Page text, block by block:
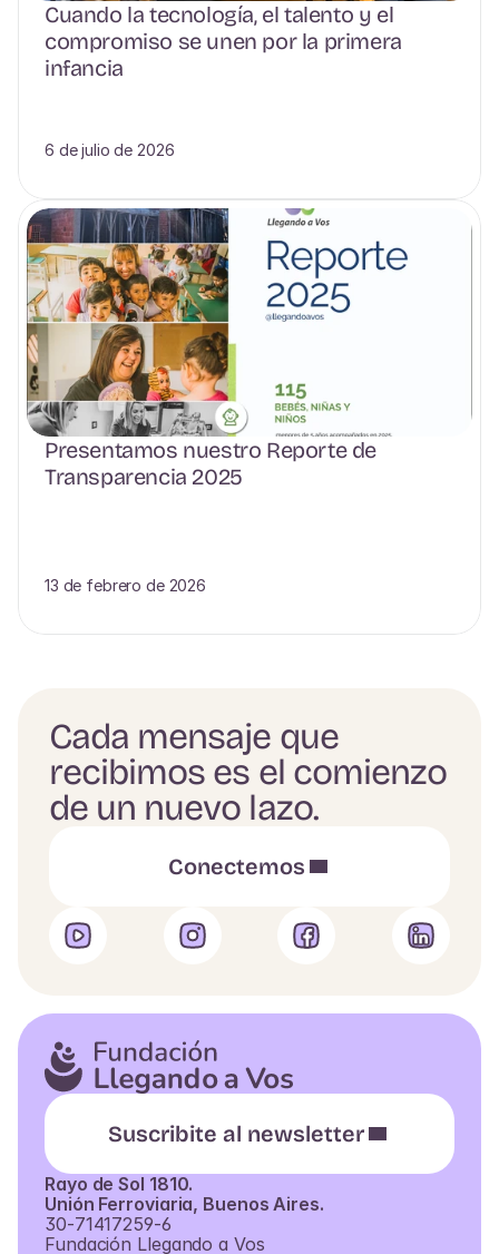
Cuando la tecnología, el talento y el
compromiso se unen por la primera
infancia
6 de julio de 2026
Presentamos nuestro Reporte de
Transparencia 2025
13 de febrero de 2026
Cada mensaje que
recibimos es el comienzo
de un nuevo lazo.
Conectemos
Suscribite al newsletter
Rayo de Sol 1810.
Unión Ferroviaria, Buenos Aires.
30-71417259-6
Fundación Llegando a Vos